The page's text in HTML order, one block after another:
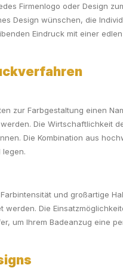
Firmenlogo oder Design
Design wünschen, die
Eindruck mit einer
zur Farbgestaltung einen
Die Wirtschaftlichkeit
Die Kombination aus
legen.
und großartige
Die
um Ihrem Badeanzug eine